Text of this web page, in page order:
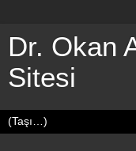
Dr. Okan
Sitesi